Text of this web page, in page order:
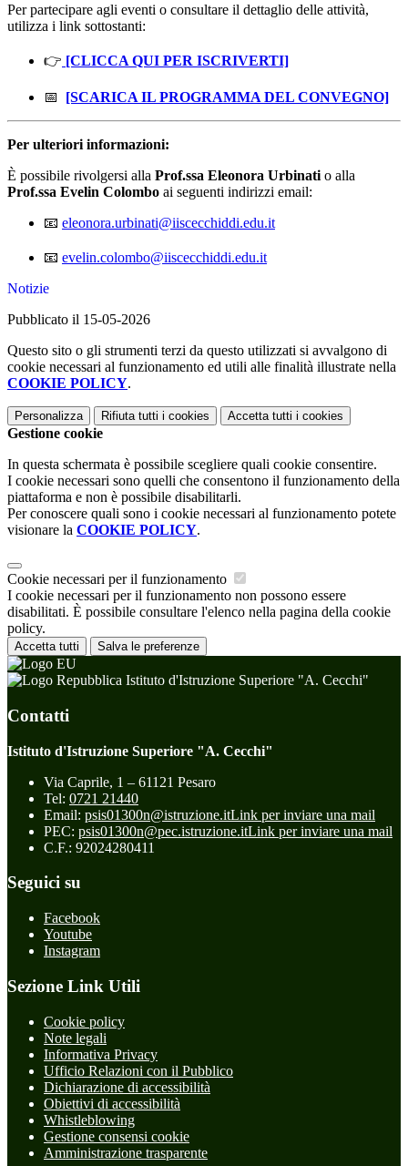
Per partecipare agli eventi o consultare il dettaglio delle attività,
utilizza i link sottostanti:
👉 [CLICCA QUI PER ISCRIVERTI]
📅 [SCARICA IL PROGRAMMA DEL CONVEGNO]
Per ulteriori informazioni:
È possibile rivolgersi alla Prof.ssa Eleonora Urbinati o alla
Prof.ssa Evelin Colombo ai seguenti indirizzi email:
📧 eleonora.urbinati@iiscecchiddi.edu.it
📧 evelin.colombo@iiscecchiddi.edu.it
Notizie
Pubblicato il 15-05-2026
Questo sito o gli strumenti terzi da questo utilizzati si avvalgono di
cookie necessari al funzionamento ed utili alle finalità illustrate nella
COOKIE POLICY.
Personalizza Rifiuta tutti i cookies Accetta tutti i cookies
Gestione cookie
In questa schermata è possibile scegliere quali cookie consentire.
I cookie necessari sono quelli che consentono il funzionamento della
piattaforma e non è possibile disabilitarli.
Per conoscere quali sono i cookie necessari al funzionamento potete
visionare la COOKIE POLICY.
Cookie necessari per il funzionamento
I cookie necessari per il funzionamento non possono essere
disabilitati. È possibile consultare l'elenco nella pagina della cookie
policy.
Accetta tutti Salva le preferenze
Istituto d'Istruzione Superiore "A. Cecchi"
Contatti
Istituto d'Istruzione Superiore "A. Cecchi"
Via Caprile, 1 – 61121 Pesaro
Tel: 0721 21440
Email: psis01300n@istruzione.itLink per inviare una mail
PEC: psis01300n@pec.istruzione.itLink per inviare una mail
C.F.: 92024280411
Seguici su
Facebook
Youtube
Instagram
Sezione Link Utili
Cookie policy
Note legali
Informativa Privacy
Ufficio Relazioni con il Pubblico
Dichiarazione di accessibilità
Obiettivi di accessibilità
Whistleblowing
Gestione consensi cookie
Amministrazione trasparente